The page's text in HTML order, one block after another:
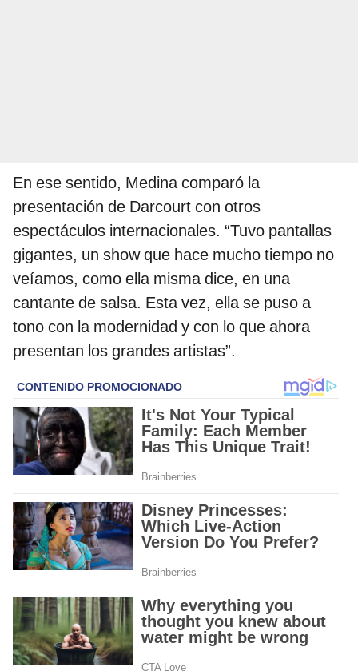
En ese sentido, Medina comparó la
presentación de Darcourt con otros
espectáculos internacionales. “Tuvo pantallas
gigantes, un show que hace mucho tiempo no
veíamos, como ella misma dice, en una
cantante de salsa. Esta vez, ella se puso a
tono con la modernidad y con lo que ahora
presentan los grandes artistas”.